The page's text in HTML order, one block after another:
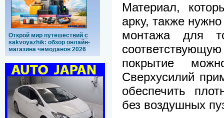
Открой мир путешествий с
sakvoyazhik: обзор онлайн-
магазина чемоданов 2026
Материал,
арку, также
монтажа для
покрытие
Сверхусилий
обеспечить
без воздушных